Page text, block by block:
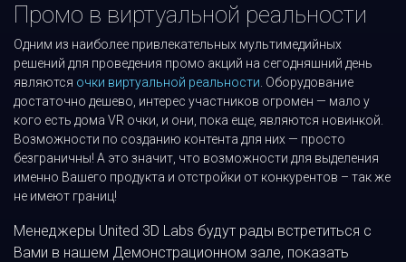
Промо в виртуальной реальности
Одним из наиболее привлекательных мультимедийных
решений для проведения промо акций на сегодняшний день
являются очки виртуальной реальности . Оборудование
достаточно дешево, интерес участников огромен — мало у
кого есть дома VR очки, и они, пока еще, являются новинкой.
Возможности по созданию контента для них — просто
безграничны! А это значит, что возможности для выделения
именно Вашего продукта и отстройки от конкурентов – так же
не имеют границ!
Менеджеры United 3D Labs будут рады встретиться с
Вами в нашем Демонстрационном зале, показать